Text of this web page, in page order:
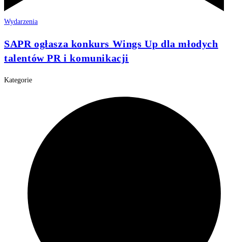
Wydarzenia
SAPR ogłasza konkurs Wings Up dla młodych
talentów PR i komunikacji
Kategorie